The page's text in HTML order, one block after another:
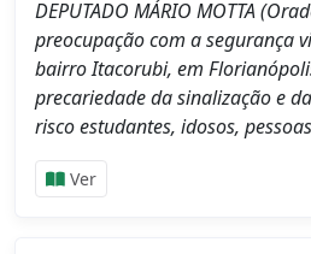
DEPUTADO MÁRIO MOTTA
preocupação com a segurança
bairro Itacorubi, em
precariedade da sinalização e
risco estudantes, idosos,
Ver